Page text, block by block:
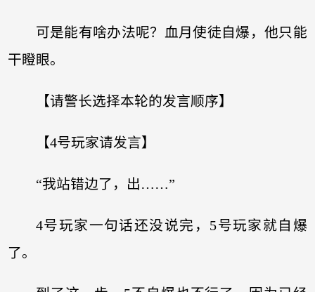
可是能有啥办法呢？血月使徒自爆，他只能
干瞪眼。
【请警长选择本轮的发言顺序】
【4号玩家请发言】
“我站错边了，出……”
4号玩家一句话还没说完，5号玩家就自爆
了。